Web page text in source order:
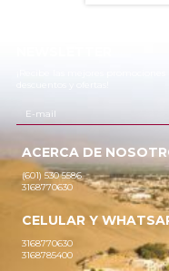
ACERCA DE
(601) 530 5586
3168770630
CELULAR Y
3168770630
3168785400